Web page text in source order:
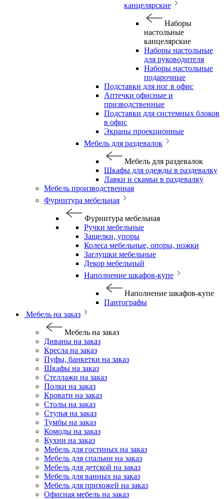
канцелярские
Наборы
настольные
канцелярские
Наборы настольные
для руководителя
Наборы настольные
подарочные
Подставки для ног в офис
Аптечки офисные и
призводственные
Подставки для системных блоков
в офис
Экраны проекционные
Мебель для раздевалок
Мебель для раздевалок
Шкафы для одежды в раздевалку
Лавки и скамьи в раздевалку
Мебель производственная
Фурнитура мебельная
Фурнитура мебельная
Ручки мебельные
Защелки, упоры
Колеса мебельные, опоры, ножки
Заглушки мебельные
Декор мебельный
Наполнение шкафов-купе
Наполнение шкафов-купе
Пантографы
Мебель на заказ
Мебель на заказ
Диваны на заказ
Кресла на заказ
Пуфы, банкетки на заказ
Шкафы на заказ
Стеллажи на заказ
Полки на заказ
Кровати на заказ
Столы на заказ
Стулья на заказ
Тумбы на заказ
Комоды на заказ
Кухни на заказ
Мебель для гостиных на заказ
Мебель для спальни на заказ
Мебель для детской на заказ
Мебель для ванных на заказ
Мебель для прихожей на заказ
Офисная мебель на заказ